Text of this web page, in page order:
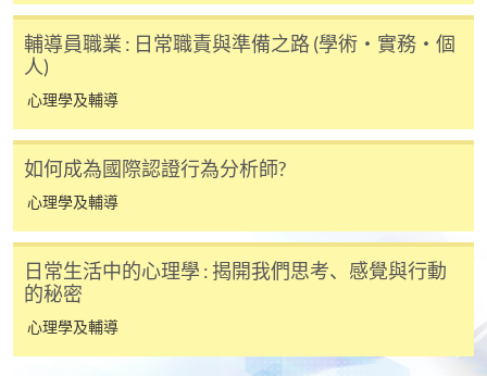
輔導員職業 : 日常職責與準備之路 (學術・實務・個
人)
心理學及輔導
如何成為國際認證行為分析師?
心理學及輔導
日常生活中的心理學 : 揭開我們思考、感覺與行動
的秘密
心理學及輔導